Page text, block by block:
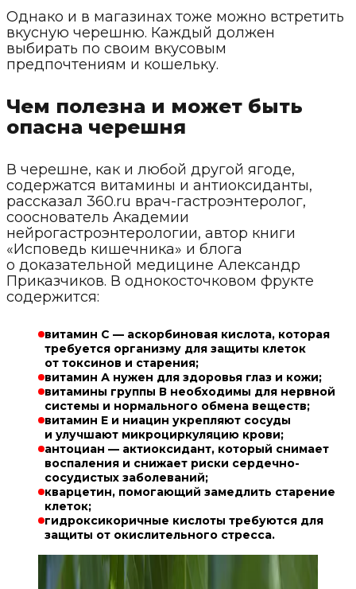
Однако и в магазинах тоже можно встретить
вкусную черешню. Каждый должен
выбирать по своим вкусовым
предпочтениям и кошельку.
Чем полезна и может быть
опасна черешня
В черешне, как и любой другой ягоде,
содержатся витамины и антиоксиданты,
рассказал 360.ru врач-гастроэнтеролог,
сооснователь Академии
нейрогастроэнтерологии, автор книги
«Исповедь кишечника» и блога
о доказательной медицине Александр
Приказчиков. В однокосточковом фрукте
содержится:
витамин С — аскорбиновая кислота, которая
требуется организму для защиты клеток
от токсинов и старения;
витамин А нужен для здоровья глаз и кожи;
витамины группы В необходимы для нервной
системы и нормального обмена веществ;
витамин Е и ниацин укрепляют сосуды
и улучшают микроциркуляцию крови;
антоциан — актиоксидант, который снимает
воспаления и снижает риски сердечно-
сосудистых заболеваний;
кварцетин, помогающий замедлить старение
клеток;
гидроксикоричные кислоты требуются для
защиты от окислительного стресса.